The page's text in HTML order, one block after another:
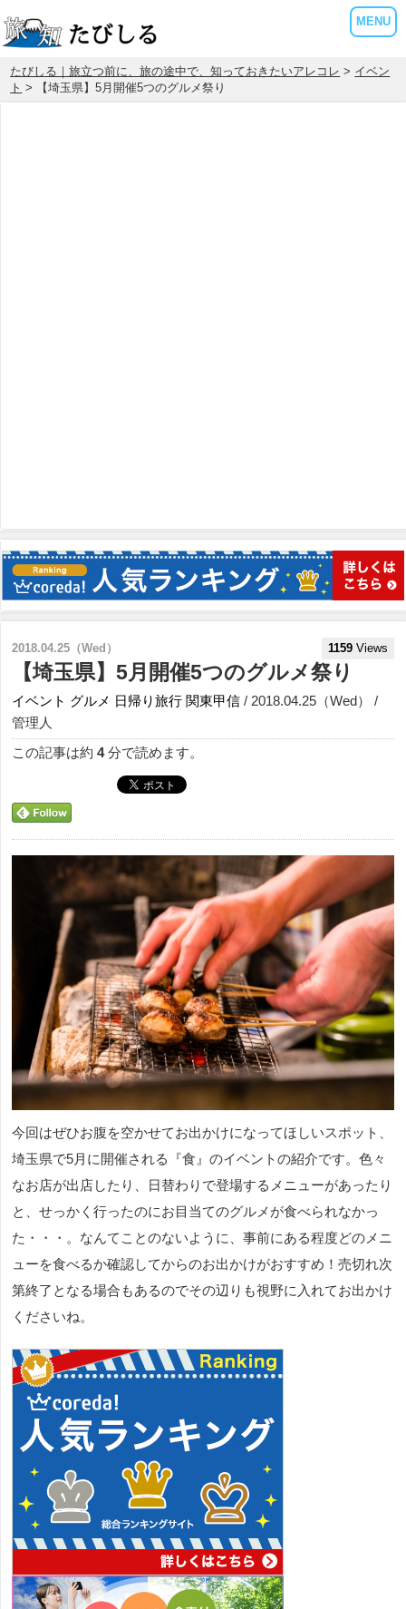
MENU
たびしる｜旅立つ前に、旅の途中で、知っておきたいアレコレ > イベン
ト > 【埼玉県】5月開催5つのグルメ祭り
2018.04.25（Wed） 1159 Views
【埼玉県】5月開催5つのグルメ祭り
イベント グルメ 日帰り旅行 関東甲信 / 2018.04.25（Wed） /
管理人
この記事は約 4分で読めます。
今回はぜひお腹を空かせてお出かけになってほしいスポット、
埼玉県で5月に開催される『食』のイベントの紹介です。色々
なお店が出店したり、日替わりで登場するメニューがあったり
と、せっかく行ったのにお目当てのグルメが食べられなかっ
た・・・。なんてことのないように、事前にある程度どのメニ
ューを食べるか確認してからのお出かけがおすすめ！売切れ次
第終了となる場合もあるのでその辺りも視野に入れてお出かけ
くださいね。